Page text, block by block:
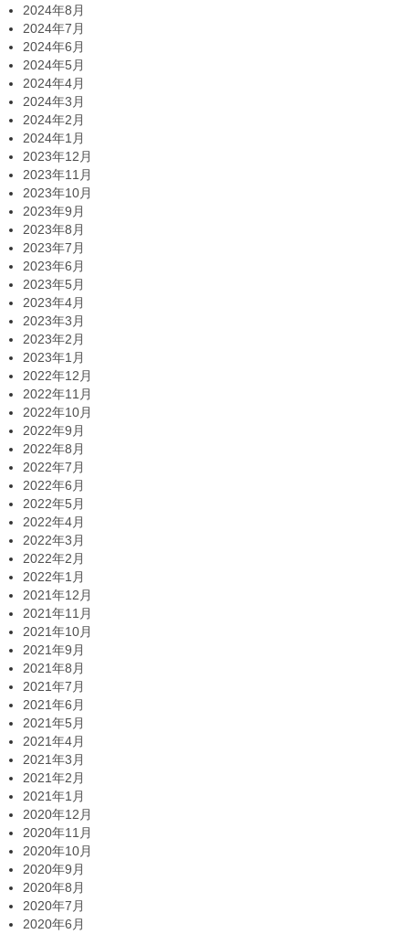
2024年8月
2024年7月
2024年6月
2024年5月
2024年4月
2024年3月
2024年2月
2024年1月
2023年12月
2023年11月
2023年10月
2023年9月
2023年8月
2023年7月
2023年6月
2023年5月
2023年4月
2023年3月
2023年2月
2023年1月
2022年12月
2022年11月
2022年10月
2022年9月
2022年8月
2022年7月
2022年6月
2022年5月
2022年4月
2022年3月
2022年2月
2022年1月
2021年12月
2021年11月
2021年10月
2021年9月
2021年8月
2021年7月
2021年6月
2021年5月
2021年4月
2021年3月
2021年2月
2021年1月
2020年12月
2020年11月
2020年10月
2020年9月
2020年8月
2020年7月
2020年6月